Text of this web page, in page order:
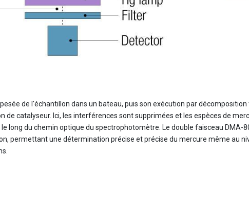
de l'échantillon dans un bateau, puis son exécution par
de catalyseur. Ici, les interférences sont supprimées et les espèces de
long du chemin optique du spectrophotomètre. Le double faisceau
permettant une détermination précise et précise du mercure même au